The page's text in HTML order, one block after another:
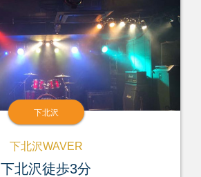
下北沢
下北沢WAVER
下北沢徒歩3分